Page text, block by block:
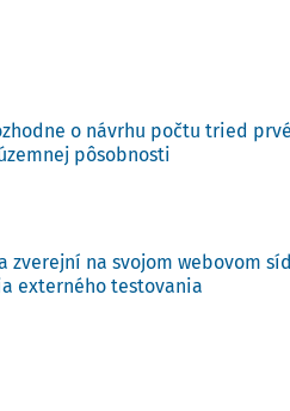
o návrhu počtu tried
pôsobnosti
zverejní na svojom webovom
externého testovania